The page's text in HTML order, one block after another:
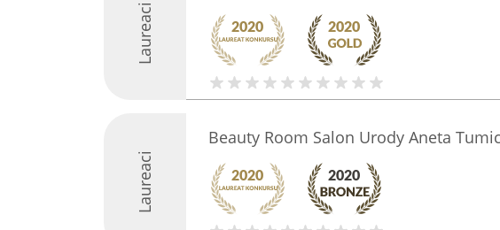
Laureaci
Laureaci
Beauty Room Salon Urody Aneta